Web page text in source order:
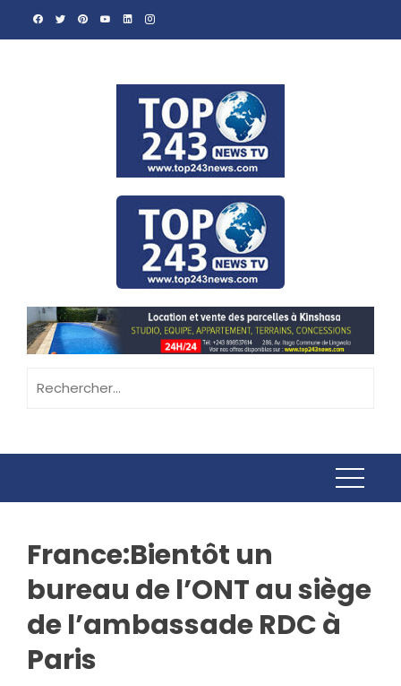
France:Bientôt un
bureau de l’ONT au siège
de l’ambassade RDC à
Paris